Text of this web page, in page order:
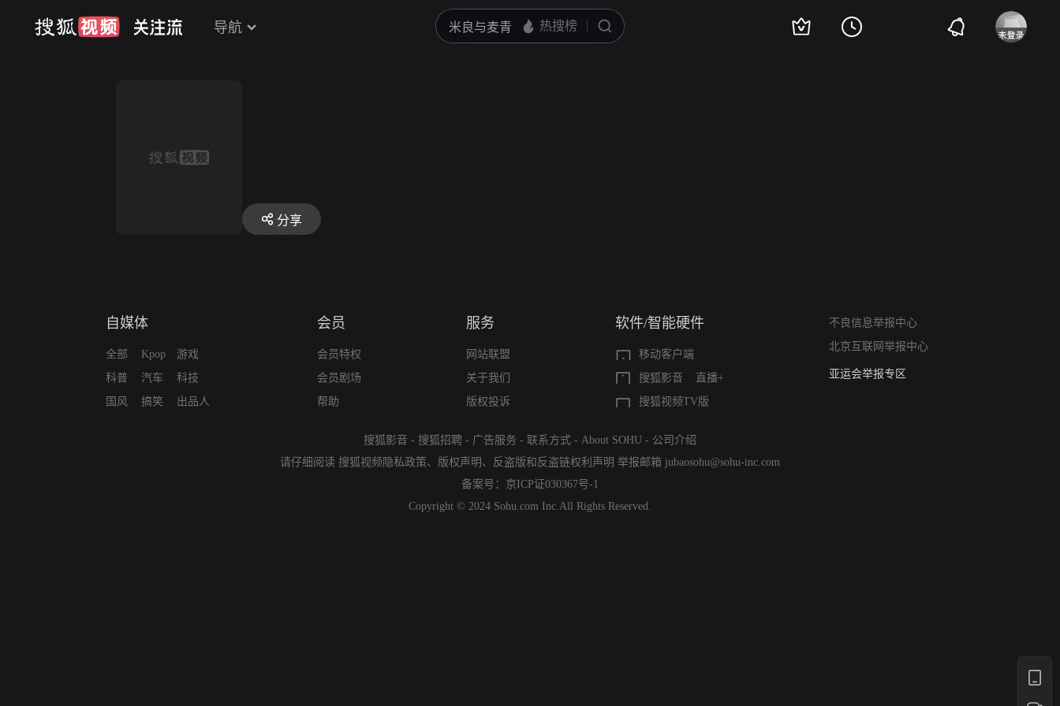
导航
分享
自媒体
全部
科普
国风
Kpop
汽车
搞笑
游戏
科技
出品人
会员
会员特权
会员剧场
帮助
服务
网站联盟
关于我们
版权投诉
软件/智能硬件
移动客户端
搜狐影音
直播+
搜狐视频TV版
不良信息举报中心
北京互联网举报中心
算法推荐专项举报
亚运会举报专区
搜狐影音 - 搜狐招聘 - 广告服务 - 联系方式 - About SOHU - 公司介绍
请仔细阅读 搜狐视频隐私政策、 版权声明 、 反盗版和反盗链权利声明 举报邮箱 jubaosohu@sohu-inc.com
备案号： 京ICP证030367号-1
Copyright © 2024 Sohu.com Inc.All Rights Reserved.